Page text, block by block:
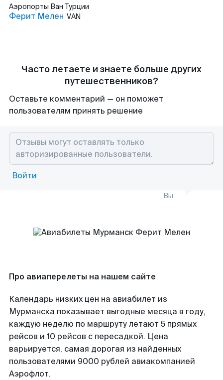
Аэропорты Ван Турции
Ферит Мелен VAN
Часто летаете и знаете больше других
путешественников?
Оставьте комментарий — он поможет
пользователям принять решение
Войти
Вы
Про авиаперелеты на нашем сайте
Календарь низких цен на авиабилет из
Мурманска показывает выгодные месяца в году,
каждую неделю по маршруту летают 5 прямых
рейсов и 10 рейсов с пересадкой. Цена
варьируется, самая дорогая из найденных
пользователями 9000 рублей авиакомпанией
Аэрофлот.